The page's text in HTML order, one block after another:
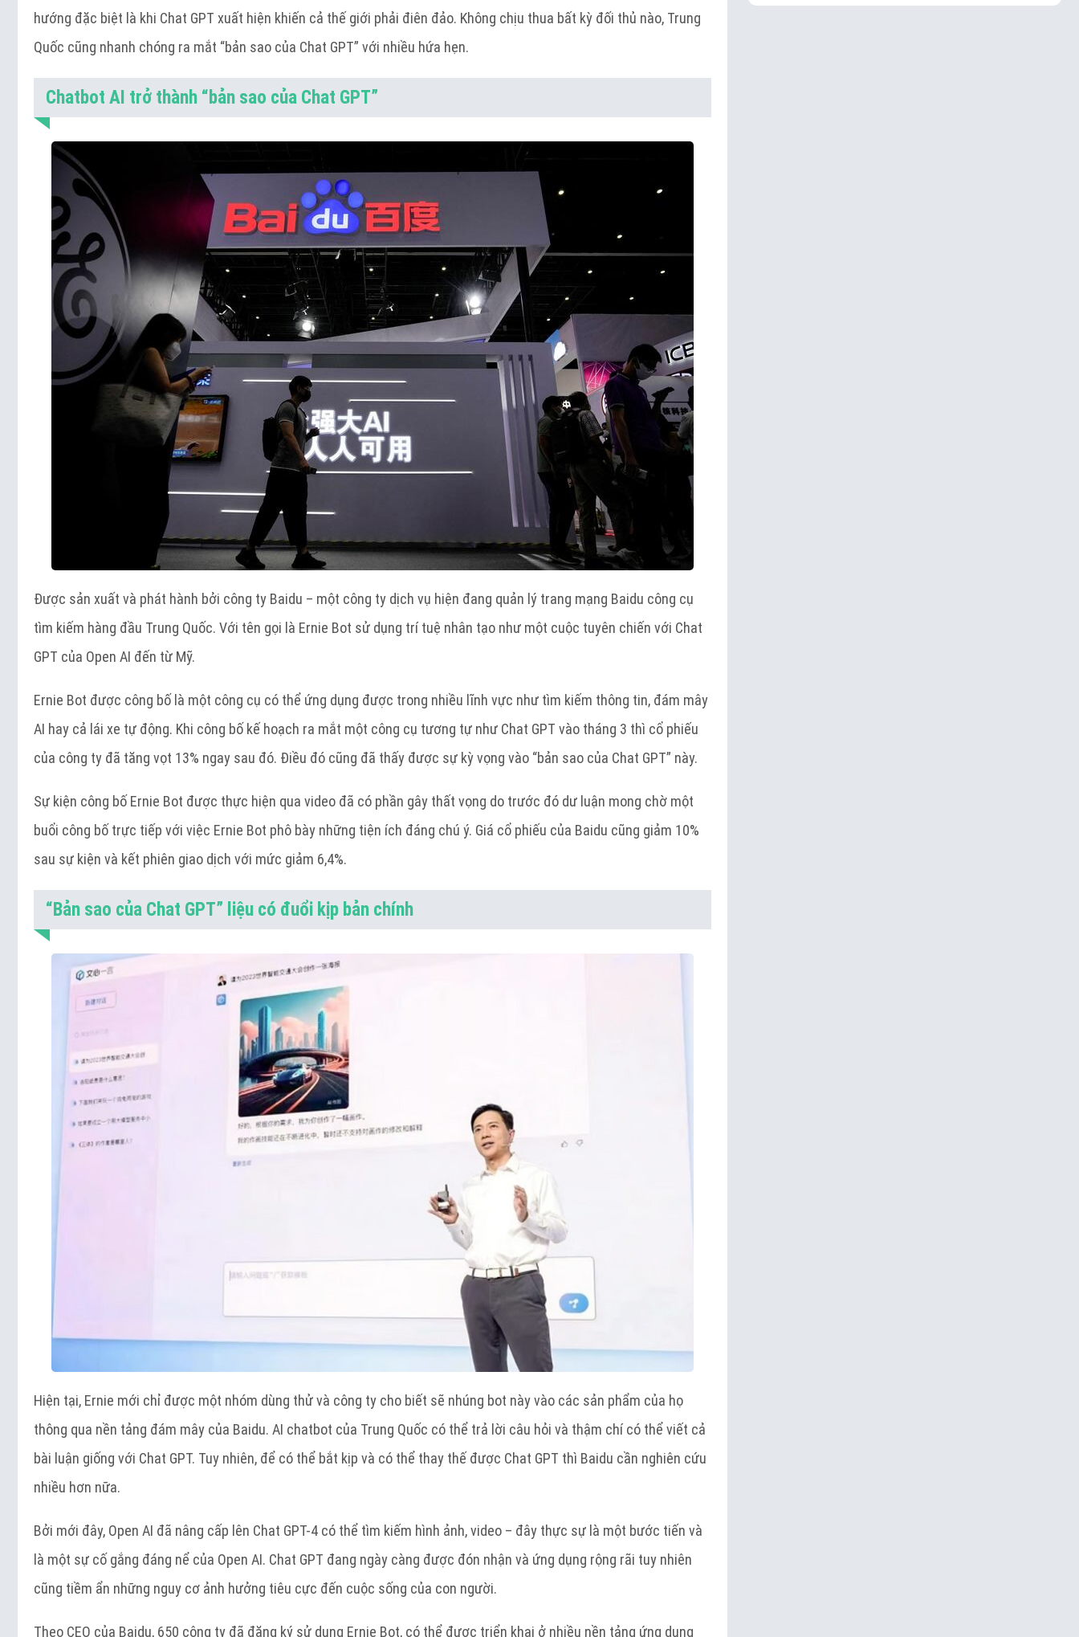
hướng đặc biệt là khi Chat GPT xuất hiện khiến cả thế giới phải điên đảo. Không chịu thua bất kỳ đối thủ nào, Trung
Quốc cũng nhanh chóng ra mắt “bản sao của Chat GPT” với nhiều hứa hẹn.
Chatbot AI trở thành “bản sao của Chat GPT”
Được sản xuất và phát hành bởi công ty Baidu – một công ty dịch vụ hiện đang quản lý trang mạng Baidu công cụ
tìm kiếm hàng đầu Trung Quốc. Với tên gọi là Ernie Bot sử dụng trí tuệ nhân tạo như một cuộc tuyên chiến với Chat
GPT của Open AI đến từ Mỹ.
Ernie Bot được công bố là một công cụ có thể ứng dụng được trong nhiều lĩnh vực như tìm kiếm thông tin, đám mây
AI hay cả lái xe tự động. Khi công bố kế hoạch ra mắt một công cụ tương tự như Chat GPT vào tháng 3 thì cổ phiếu
của công ty đã tăng vọt 13% ngay sau đó. Điều đó cũng đã thấy được sự kỳ vọng vào “bản sao của Chat GPT” này.
Sự kiện công bố Ernie Bot được thực hiện qua video đã có phần gây thất vọng do trước đó dư luận mong chờ một
buổi công bố trực tiếp với việc Ernie Bot phô bày những tiện ích đáng chú ý. Giá cổ phiếu của Baidu cũng giảm 10%
sau sự kiện và kết phiên giao dịch với mức giảm 6,4%.
“Bản sao của Chat GPT” liệu có đuổi kịp bản chính
Hiện tại, Ernie mới chỉ được một nhóm dùng thử và công ty cho biết sẽ nhúng bot này vào các sản phẩm của họ
thông qua nền tảng đám mây của Baidu. AI chatbot của Trung Quốc có thể trả lời câu hỏi và thậm chí có thể viết cả
bài luận giống với Chat GPT. Tuy nhiên, để có thể bắt kịp và có thể thay thế được Chat GPT thì Baidu cần nghiên cứu
nhiều hơn nữa.
Bởi mới đây, Open AI đã nâng cấp lên Chat GPT-4 có thể tìm kiếm hình ảnh, video – đây thực sự là một bước tiến và
là một sự cố gắng đáng nể của Open AI. Chat GPT đang ngày càng được đón nhận và ứng dụng rộng rãi tuy nhiên
cũng tiềm ẩn những nguy cơ ảnh hưởng tiêu cực đến cuộc sống của con người.
Theo CEO của Baidu, 650 công ty đã đăng ký sử dụng Ernie Bot, có thể được triển khai ở nhiều nền tảng ứng dụng